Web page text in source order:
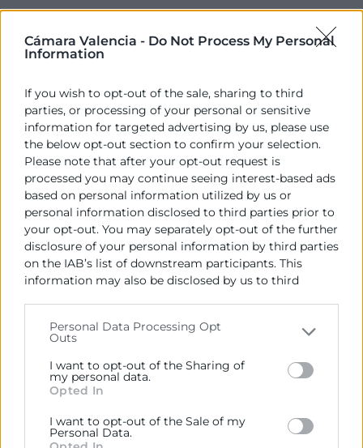
Cámara Valencia - Do Not Process My Personal
Information
If you wish to opt-out of the sale, sharing to third
parties, or processing of your personal or sensitive
information for targeted advertising by us, please use
the below opt-out section to confirm your selection.
Please note that after your opt-out request is
processed you may continue seeing interest-based ads
based on personal information utilized by us or
personal information disclosed to third parties prior to
your opt-out. You may separately opt-out of the further
disclosure of your personal information by third parties
on the IAB’s list of downstream participants. This
information may also be disclosed by us to third
Please note that this website/app uses one or more
Google services and may gather and store information
including but not limited to your visit or usage
behaviour. You may click to grant or deny consent to
below specified purposes in below Google consent
section.
Personal Data Processing Opt
Outs
I want to opt-out of the Sharing of
my personal data.
Opted In
I want to opt-out of the Sale of my
Personal Data.
El kam lidera procesos de negociación
complejos, gestionando contratos,
condiciones comerciales y acuerdos a
Dentro de las funciones del kam, la
negociación ocupa un lugar central, ya
que los acuerdos suelen implicar
múltiples variables y, en muchos casos,
una dimensión internacional que requiere
una visión amplia y estructurada del
proceso negociador.
rentabilidad
Medir el desempeño de cada cuenta,
analizar indicadores clave y asegurar la
rentabilidad forma parte esencial de las
principales funciones del key account